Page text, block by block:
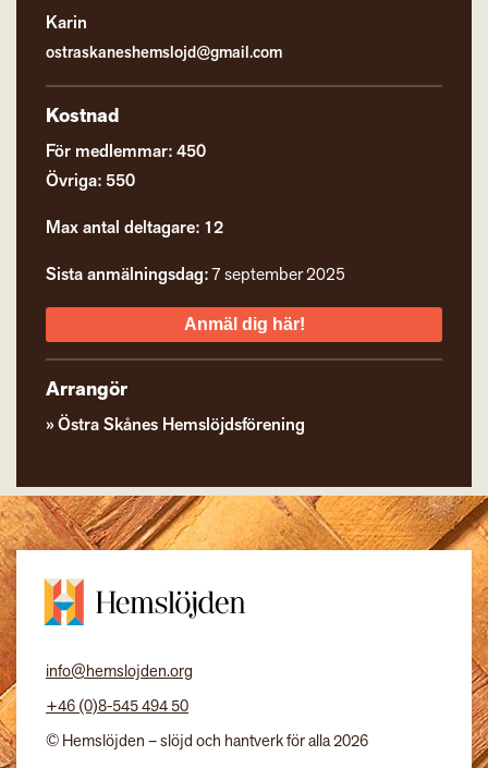
Karin
ostraskaneshemslojd@gmail.com
Kostnad
För medlemmar: 450
Övriga: 550
Max antal deltagare: 12
Sista anmälningsdag:7 september 2025
Anmäl dig här!
Arrangör
Östra Skånes Hemslöjdsförening
info@hemslojden.org
+46 (0)8-545 494 50
© Hemslöjden – slöjd och hantverk för alla 2026